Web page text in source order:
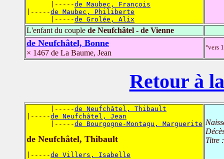
      |-----
de Maubec, François
|-----de Maubec, Philiberte
      |-----
de Grolée, Alix
L'enfant du couple de Neufchâtel - de Vienne
de Neufchâtel, Bonne
× 1467 de La Baume, Jean
°vers
Retour à
      |-----
de Neufchâtel, Thibault
|-----de Neufchâtel, Jean
      |-----
de Bourgogne-Montagu, Marguerite
de Neufchâtel, Thibault
|-----de Villers, Isabelle
Titre